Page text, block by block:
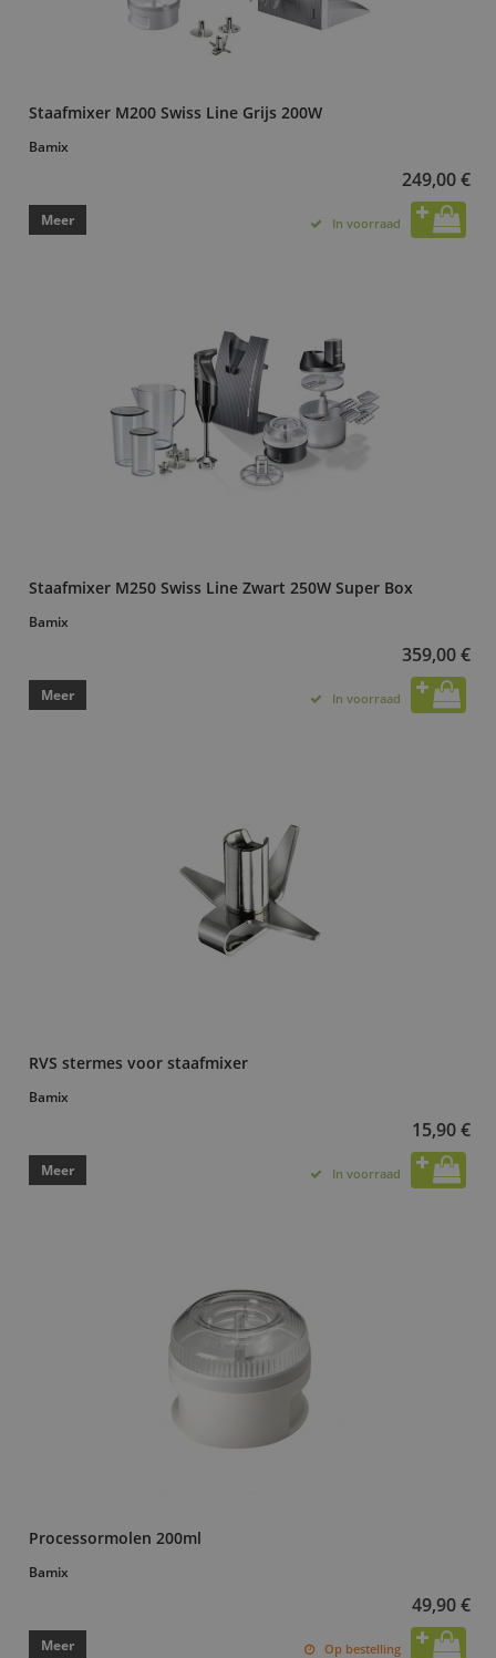
Staafmixer M200 Swiss Line Grijs 200W
Bamix
249,00 €
Meer In voorraad
Staafmixer M250 Swiss Line Zwart 250W Super Box
Bamix
359,00 €
Meer In voorraad
RVS stermes voor staafmixer
Bamix
15,90 €
Meer In voorraad
Processormolen 200ml
Bamix
49,90 €
Meer Op bestelling